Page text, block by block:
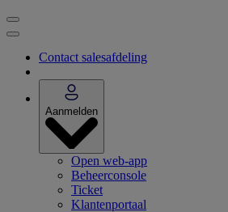
Contact salesafdeling
Aanmelden
Open web-app
Beheerconsole
Ticket
Klantenportaal